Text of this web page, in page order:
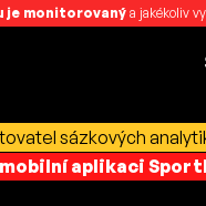
je monitorovanýa jakékoliv
sázkových
mobilní aplikaci